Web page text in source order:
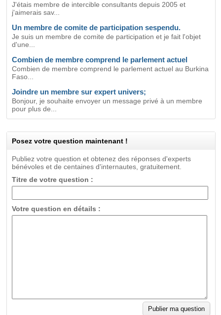
J'étais membre de intercible consultants depuis 2005 et
j'aimerais sav...
Un membre de comite de participation sespendu.
Je suis un membre de comite de participation et je fait l'objet
d'une...
Combien de membre comprend le parlement actuel
Combien de membre comprend le parlement actuel au Burkina
Faso...
Joindre un membre sur expert univers;
Bonjour, je souhaite envoyer un message privé à un membre
pour plus de...
Posez votre question maintenant !
Publiez votre question et obtenez des réponses d'experts
bénévoles et de centaines d'internautes, gratuitement.
Titre de votre question :
Votre question en détails :